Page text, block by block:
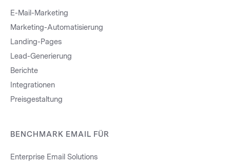
E-Mail-Marketing
Marketing-Automatisierung
Landing-Pages
Lead-Generierung
Berichte
Integrationen
Preisgestaltung
BENCHMARK EMAIL FÜR
Enterprise Email Solutions